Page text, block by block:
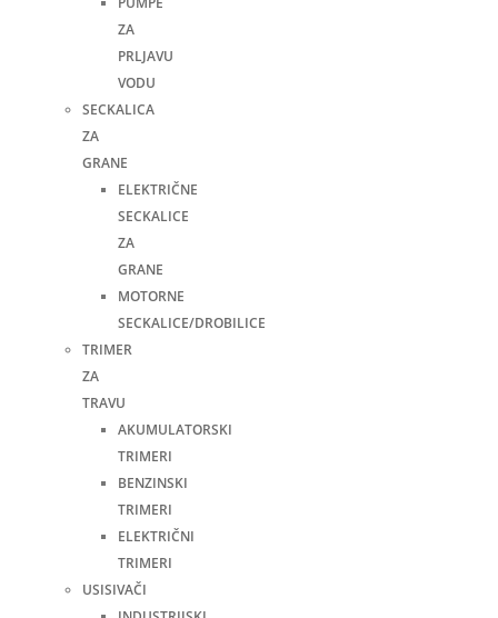
ZA
PRLJAVU
VODU
SECKALICA
ZA
GRANE
ELEKTRIČNE
SECKALICE
ZA
GRANE
MOTORNE
SECKALICE/DROBILICE
TRIMER
ZA
TRAVU
AKUMULATORSKI
TRIMERI
BENZINSKI
TRIMERI
ELEKTRIČNI
TRIMERI
USISIVAČI